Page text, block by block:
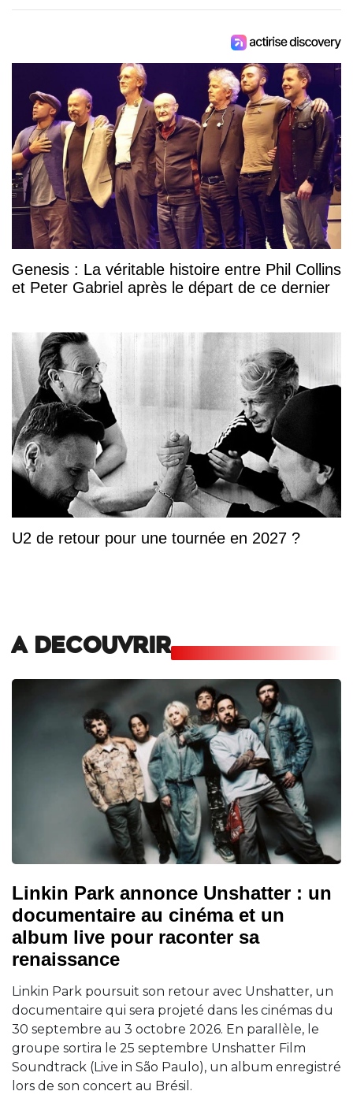
Genesis : La véritable histoire entre Phil Collins
et Peter Gabriel après le départ de ce dernier
U2 de retour pour une tournée en 2027 ?
A DECOUVRIR
Linkin Park annonce Unshatter : un
documentaire au cinéma et un
album live pour raconter sa
renaissance
Linkin Park poursuit son retour avec Unshatter, un
documentaire qui sera projeté dans les cinémas du
30 septembre au 3 octobre 2026. En parallèle, le
groupe sortira le 25 septembre Unshatter Film
Soundtrack (Live in São Paulo), un album enregistré
lors de son concert au Brésil.